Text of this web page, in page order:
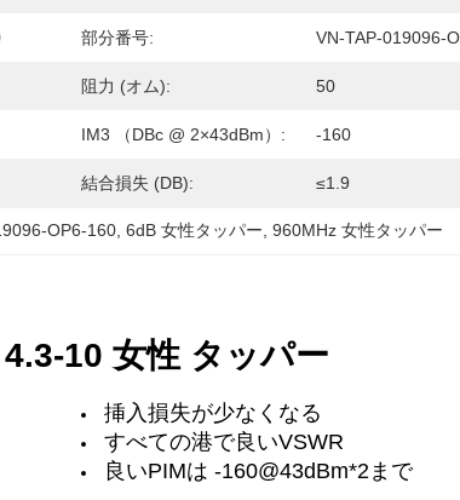
部分番号: VN-TAP-019096-
阻力 (オム): 50
IM3 （dBc @ 2×43dBm）: -160
結合損失 (dB): ≤1.9
OP6-160 , 6dB 女性タッパー , 960MHz 女性タッパー
10 女性 タッパー
挿入損失が少なくなる
すべての港で良いVSWR
良いPIMは -160@43dBm*2まで